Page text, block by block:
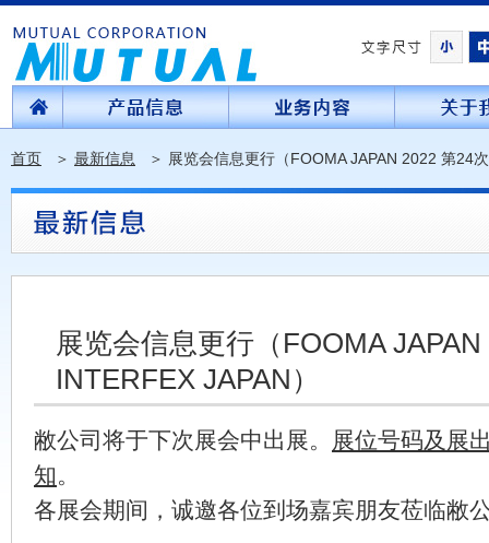
首页 ＞ 最新信息 ＞ 展览会信息更行（FOOMA JAPAN 2022 第24
展览会信息更行（FOOMA
INTERFEX JAPAN）
敝公司将于下次展会中出展。
展位号码及展
知。
各展会期间，诚邀各位到场嘉宾朋友莅临敝